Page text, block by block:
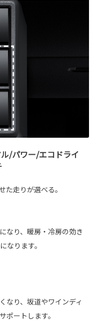
/パワー/エコドライ
た走りが選べる。
なり、暖房・冷房の効き
なります。
なり、坂道やワインディ
ポートします。